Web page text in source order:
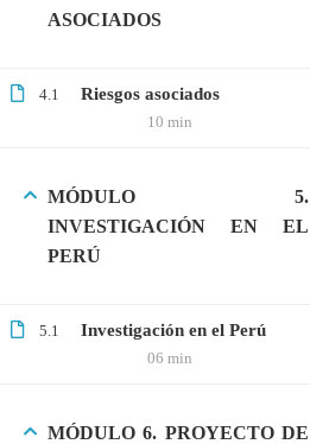
ASOCIADOS
4.1 Riesgos asociados
10 min
MÓDULO 5.
INVESTIGACIÓN EN EL
PERÚ
5.1 Investigación en el Perú
06 min
MÓDULO 6. PROYECTO DE
$10.00
+51901763623